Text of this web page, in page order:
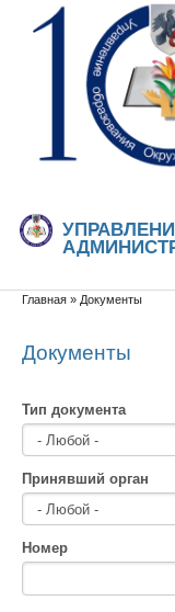
Перейти к основному
Skip to search
Вы здесь
Главная » Документы
Документы
Тип документа
Принявший орган
Номер